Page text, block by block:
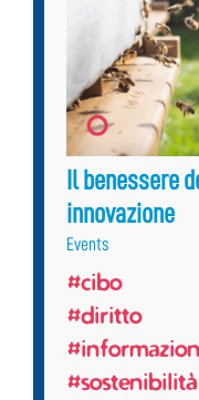
Il benessere
innovazione
Events
#cibo
#diritto
#sostenibilità